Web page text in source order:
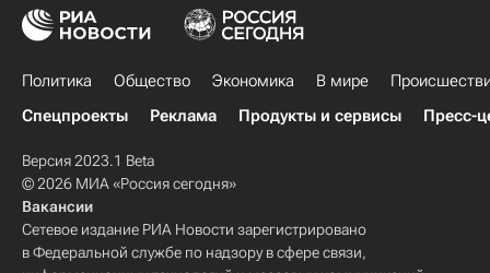
Политика Общество Экономика В мире
Спецпроекты
Реклама Продукты и сервисы Пресс-
Версия 2023.1 Beta
© 2026 МИА «Россия сегодня»
Вакансии
Сетевое издание РИА Новости зарегистрировано
в Федеральной службе по надзору в сфере связи,